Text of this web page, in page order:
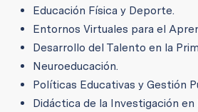
Educación Física y Deporte.
Entornos Virtuales para el
Desarrollo del Talento en la
Neuroeducación.
Políticas Educativas y Gestión
Didáctica de la Investigación